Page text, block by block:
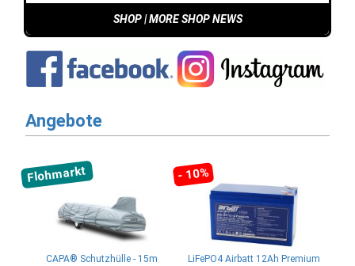
SHOP|MORE SHOP NEWS
Angebote
Flohmarkt
CAPA® Schutzhülle - 15m
- 10%
LiFePO4 Airbatt 12Ah Premium